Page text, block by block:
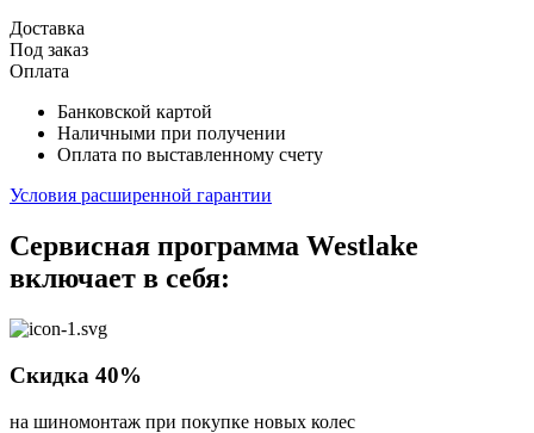
Доставка
Под заказ
Оплата
Банковской картой
Наличными при получении
Оплата по выставленному счету
Условия расширенной гарантии
Сервисная программа Westlake
включает в себя:
Скидка 40%
на шиномонтаж при покупке новых колес